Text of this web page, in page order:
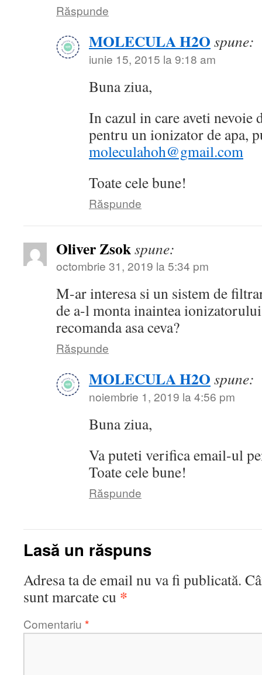
Răspunde
MOLECULA H2O spune:
iunie 15, 2015 la 9:18 am
Buna ziua,
In cazul in care aveti nevoie
pentru un ionizator de apa,
moleculahoh@gmail.com
Toate cele bune!
Răspunde
Oliver Zsokspune:
octombrie 31, 2019 la 5:34 pm
M-ar interesa si un sistem de
de a-l monta inaintea
recomanda asa ceva?
Răspunde
MOLECULA H2O spune:
noiembrie 1, 2019 la 4:56 pm
Buna ziua,
Va puteti verifica email-ul
Toate cele bune!
Răspunde
Lasă un răspuns
Adresa ta de email nu va fi publicată.
sunt marcate cu *
Comentariu *